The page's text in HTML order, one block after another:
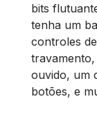
bits
tenha um
controles
ouvido, um
botões, e